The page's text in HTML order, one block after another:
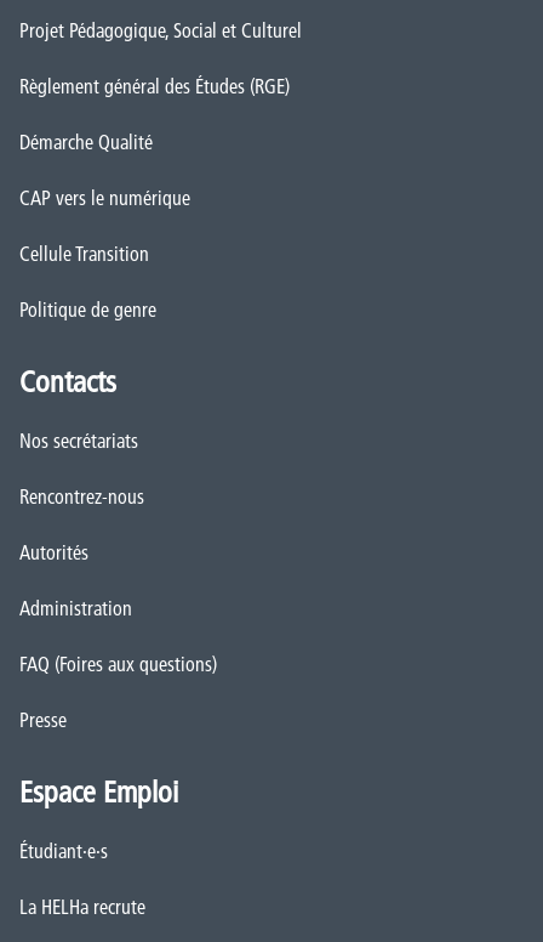
Projet Pédagogique, Social et Culturel
Règlement général des Études (RGE)
Démarche Qualité
CAP vers le numérique
Cellule Transition
Politique de genre
Contacts
Nos secrétariats
Rencontrez-nous
Autorités
Administration
FAQ (Foires aux questions)
Presse
Espace Emploi
Étudiant·e·s
La HELHa recrute